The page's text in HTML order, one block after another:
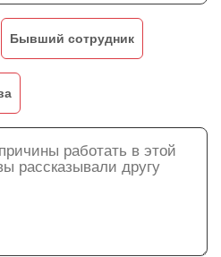
Бывший сотрудник